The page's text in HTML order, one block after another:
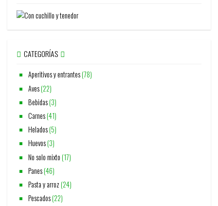
CATEGORÍAS
Aperitivos y entrantes(78)
Aves(22)
Bebidas(3)
Carnes(41)
Helados(5)
Huevos(3)
No solo mixto(17)
Panes(46)
Pasta y arroz(24)
Pescados(22)